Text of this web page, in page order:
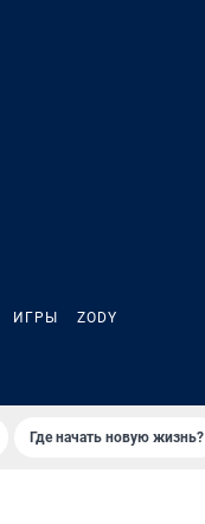
ИГРЫ ZODY
Где начать новую жизнь?